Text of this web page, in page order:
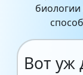
Вот уж